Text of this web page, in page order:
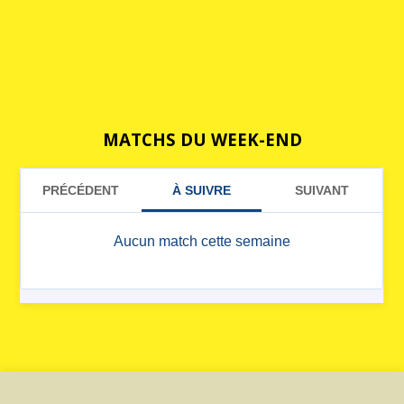
MATCHS DU WEEK-END